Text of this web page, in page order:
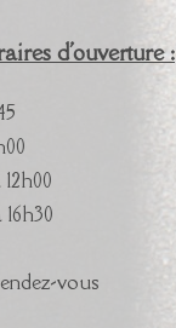
d'ouverture :
vous